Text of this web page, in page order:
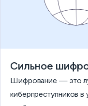
Сильное
Шифрование — это
киберпреступников в